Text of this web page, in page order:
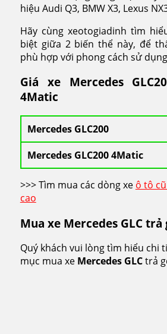
hiệu Audi Q3, BMW X3, Lexus
Hãy cùng xeotogiadinh tìm
biệt giữa 2 biến thể này, để
phù hợp với phong cách sử
Giá xe Mercedes
4Matic
Mercedes GLC200
Mercedes GLC200 4Matic
>>> Tìm mua các dòng xe ô tô
cao
Mua xe Mercedes GLC trả
Quý khách vui lòng tìm hiểu chi
mục mua xe Mercedes GLCtrả